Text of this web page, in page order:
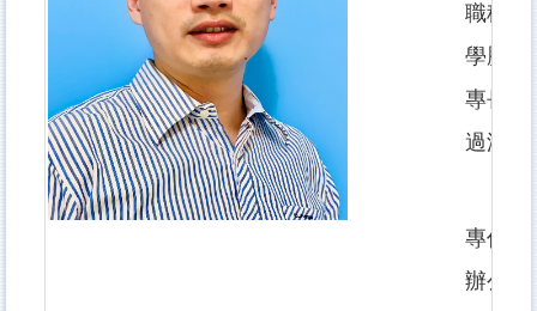
職稱：
學歷：
專長：
過渡金
專任助
辦公室